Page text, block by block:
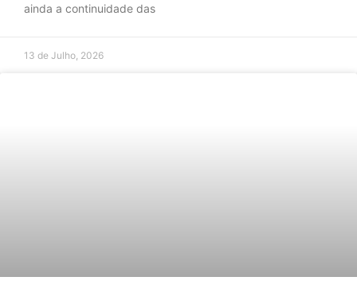
ainda a continuidade das
13 de Julho, 2026